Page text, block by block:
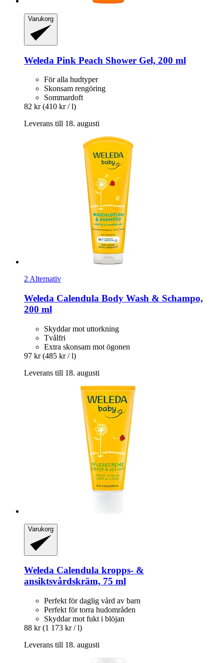
Varukorg
Weleda Pink Peach Shower Gel, 200 ml
För alla hudtyper
Skonsam rengöring
Sommardoft
82 kr (410 kr / l)
Leverans till 18. augusti
2 Alternativ
Weleda Calendula Body Wash & Schampo,
200 ml
Skyddar mot uttorkning
Tvålfri
Extra skonsam mot ögonen
97 kr (485 kr / l)
Leverans till 18. augusti
Varukorg
Weleda Calendula kropps-​ &
ansiktsvårdskräm, 75 ml
Perfekt för daglig vård av barn
Perfekt för torra hudområden
Skyddar mot fukt i blöjan
88 kr (1 173 kr / l)
Leverans till 18. augusti